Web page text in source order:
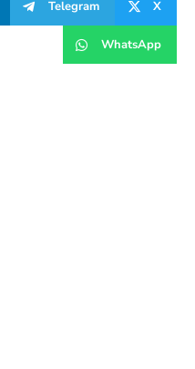
Telegram X
WhatsApp